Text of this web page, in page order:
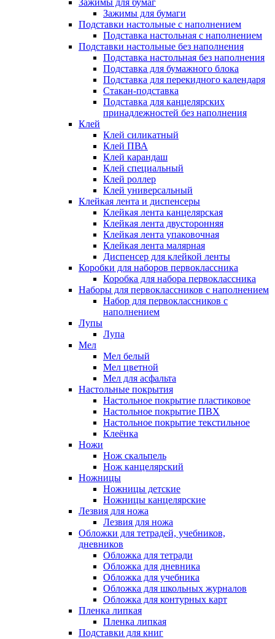
Зажимы для бумаг
Зажимы для бумаги
Подставки настольные с наполнением
Подставка настольная с наполнением
Подставки настольные без наполнения
Подставка настольная без наполнения
Подставка для бумажного блока
Подставка для перекидного календаря
Стакан-подставка
Подставка для канцелярских
принадлежностей без наполнения
Клей
Клей силикатный
Клей ПВА
Клей карандаш
Клей специальный
Клей роллер
Клей универсальный
Клейкая лента и диспенсеры
Клейкая лента канцелярская
Клейкая лента двусторонняя
Клейкая лента упаковочная
Клейкая лента малярная
Диспенсер для клейкой ленты
Коробки для наборов первоклассника
Коробка для набора первоклассника
Наборы для первоклассников с наполнением
Набор для первоклассников с
наполнением
Лупы
Лупа
Мел
Мел белый
Мел цветной
Мел для асфальта
Настольные покрытия
Настольное покрытие пластиковое
Настольное покрытие ПВХ
Настольное покрытие текстильное
Клеёнка
Ножи
Нож скальпель
Нож канцелярский
Ножницы
Ножницы детские
Ножницы канцелярские
Лезвия для ножа
Лезвия для ножа
Обложки для тетрадей, учебников,
дневников
Обложка для тетради
Обложка для дневника
Обложка для учебника
Обложка для школьных журналов
Обложка для контурных карт
Пленка липкая
Пленка липкая
Подставки для книг